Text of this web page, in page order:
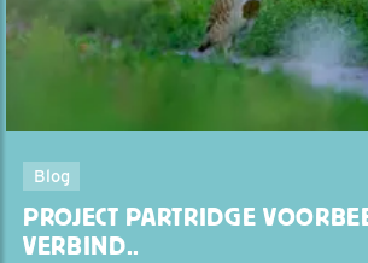
Blog
PROJECT PARTRIDGE
VERBIND..